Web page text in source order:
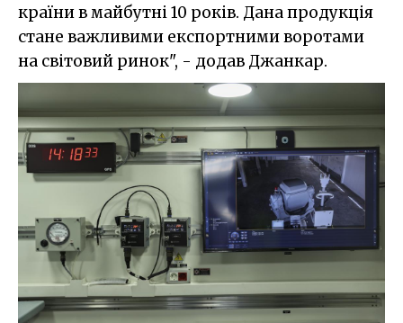
країни в майбутні 10 років. Дана продукція
стане важливими експортними воротами
на світовий ринок", - додав Джанкар.